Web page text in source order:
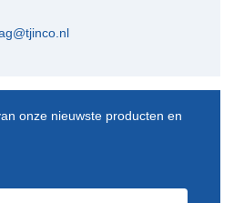
onze nieuwste producten en